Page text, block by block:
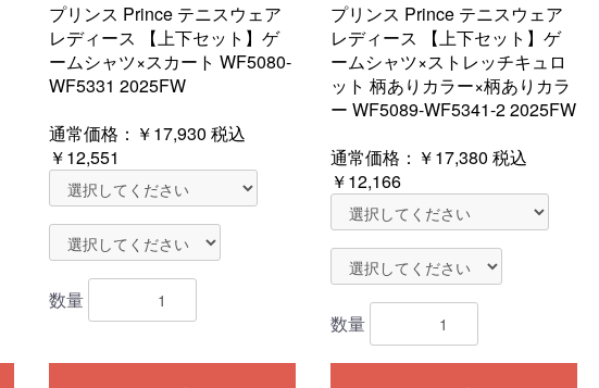
プリンス Prince テニスウェア
レディース 【上下セット】ゲ
ームシャツ×スカート WF5080-
WF5331 2025FW
通常価格： ￥17,930 税込
￥12,551
数量
プリンス Prince テニスウェア
レディース 【上下セット】ゲ
ームシャツ×ストレッチキュロ
ット 柄ありカラー×柄ありカラ
ー WF5089-WF5341-2 2025FW
通常価格： ￥17,380 税込
￥12,166
数量